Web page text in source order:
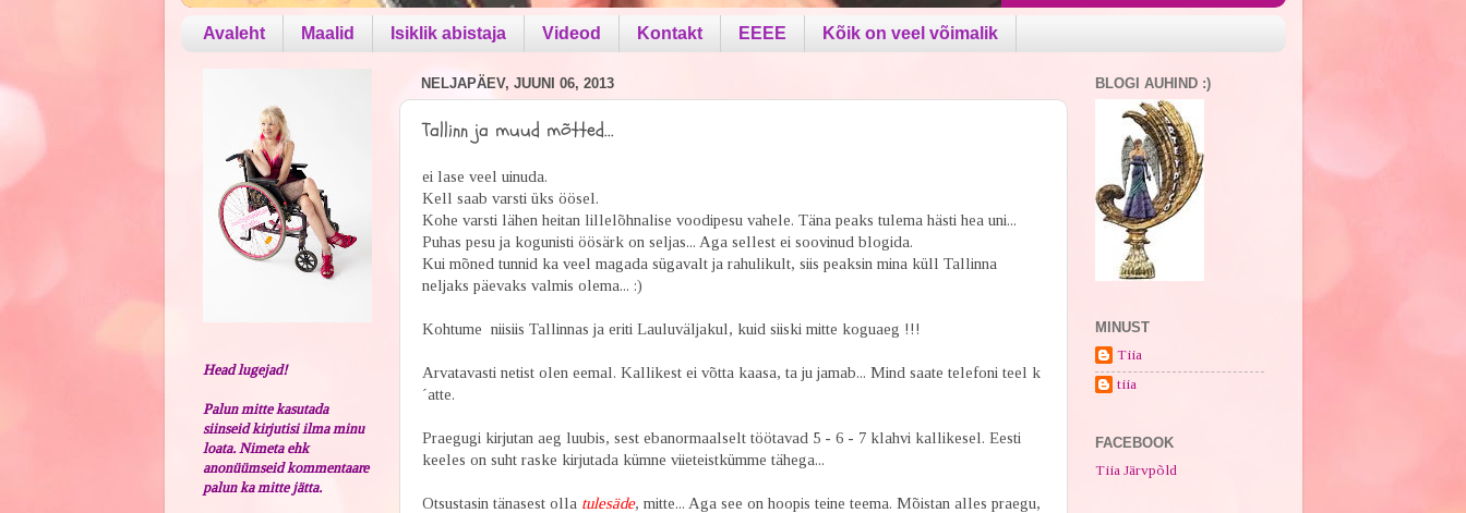
Avaleht Maalid Isiklik abistaja Videod Kontakt EEEE Kõik on veel võimalik
NELJAPÄEV, JUUNI 06, 2013
Tallinn ja muud mõtted...
ei lase veel uinuda.
Kell saab varsti üks öösel.
Kohe varsti lähen heitan lillelõhnalise voodipesu vahele. Täna peaks tulema hästi hea uni...
Puhas pesu ja kogunisti öösärk on seljas... Aga sellest ei soovinud blogida.
Kui mõned tunnid ka veel magada sügavalt ja rahulikult, siis peaksin mina küll Tallinna
neljaks päevaks valmis olema... :)
Kohtume niisiis Tallinnas ja eriti Lauluväljakul, kuid siiski mitte koguaeg !!!
Arvatavasti netist olen eemal. Kallikest ei võtta kaasa, ta ju jamab... Mind saate telefoni teel k
´atte.
Praegugi kirjutan aeg luubis, sest ebanormaalselt töötavad 5 - 6 - 7 klahvi kallikesel. Eesti
keeles on suht raske kirjutada kümne viieteistkümme tähega...
Otsustasin tänasest olla tulesäde, mitte... Aga see on hoopis teine teema. Mõistan alles praegu,
Head lugejad!
Palun mitte kasutada
siinseid kirjutisi ilma minu
loata. Nimeta ehk
anonüümseid kommentaare
palun ka mitte jätta.
BLOGI AUHIND :)
MINUST
Tiia
tiia
FACEBOOK
Tiia Järvpõld